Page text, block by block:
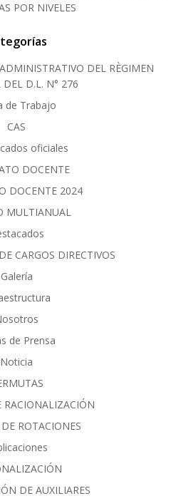
POR NIVELES
DEL RÈGIMEN
DEL D.L. N° 276
de Trabajo
CAS
oficiales
DOCENTE
DOCENTE 2024
MULTIANUAL
CARGOS DIRECTIVOS
Galería
de Prensa
Noticia
RACIONALIZACIÓN
ROTACIONES
DE AUXILIARES